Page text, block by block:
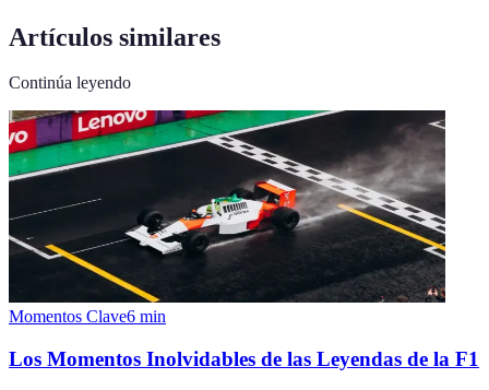
Artículos similares
Continúa leyendo
Momentos Clave6 min
Los Momentos Inolvidables de las Leyendas de la F1